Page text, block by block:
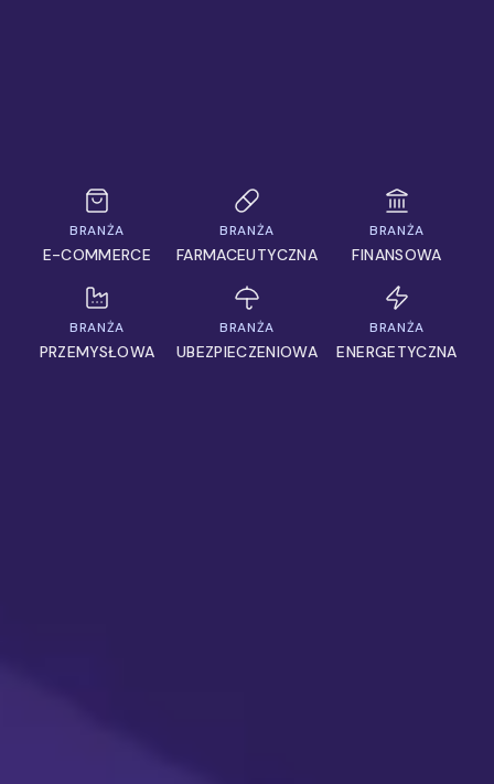
BRANŻA
E-COMMERCE
BRANŻA
FARMACEUTYCZNA
BRANŻA
FINANSOWA
BRANŻA
PRZEMYSŁOWA
BRANŻA
UBEZPIECZENIOWA
BRANŻA
ENERGETYCZNA